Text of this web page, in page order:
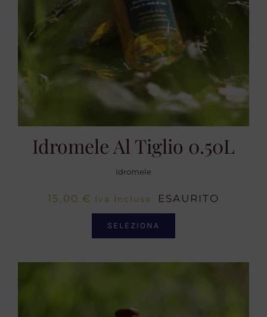
Idromele Al Tiglio 0.50L
Idromele
15,00 € Iva Inclusa ESAURITO
SELEZIONA